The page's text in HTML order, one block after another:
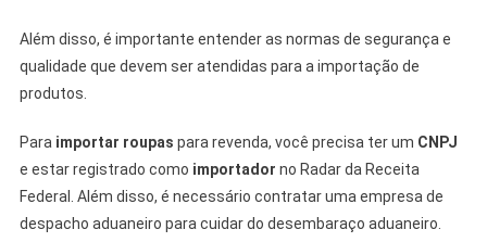
Além disso, é importante entender as normas de segurança e
qualidade que devem ser atendidas para a importação de
produtos.
Para importar roupas para revenda, você precisa ter um CNPJ
e estar registrado como importador no Radar da Receita
Federal. Além disso, é necessário contratar uma empresa de
despacho aduaneiro para cuidar do desembaraço aduaneiro.